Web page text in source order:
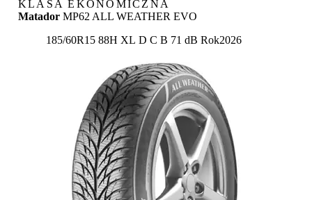
KLASA EKONOMICZNA
Matador MP62 ALL WEATHER EVO
185/60R15 88H XL Etykieta:
D C B 71 dB Rok2026